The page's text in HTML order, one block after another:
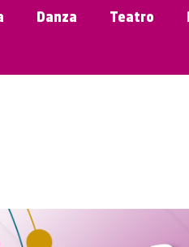
Danza Teatro